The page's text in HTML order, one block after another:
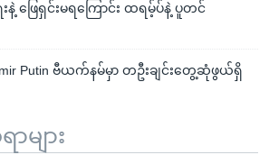
နဲ့ ဖြေရှင်းမရကြောင်း ထရမ့်ပ်နဲ့ ပူတင်
Putin ဗီယက်နမ်မှာ တဦးချင်းတွေ့ဆုံဖွယ်ရှိ
များ